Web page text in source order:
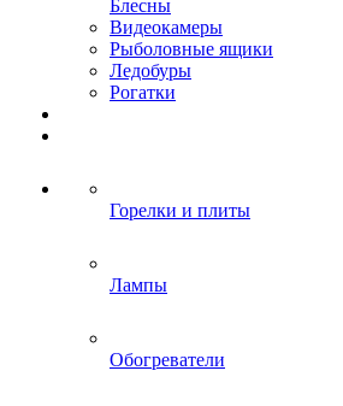
Блесны
Видеокамеры
Рыболовные ящики
Ледобуры
Рогатки
Горелки и плиты
Лампы
Обогреватели